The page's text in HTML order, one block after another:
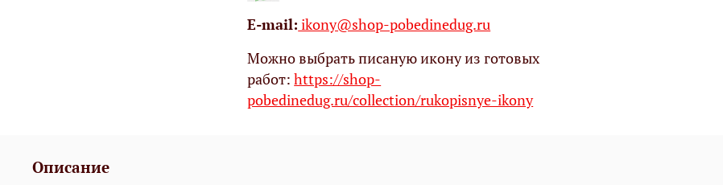
Е-mail: ikony@shop-pobedinedug.ru
Можно выбрать писаную икону из готовых
работ:https://shop-
pobedinedug.ru/collection/rukopisnye-ikony
Описание